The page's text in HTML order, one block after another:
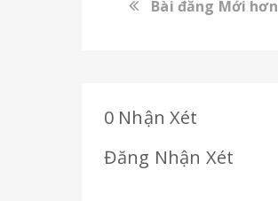
Bài đăng Mới hơn
0 Nhận Xét
Đăng Nhận Xét